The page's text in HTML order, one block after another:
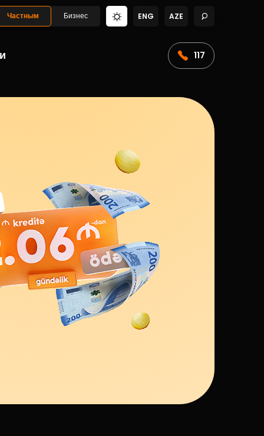
Частным Бизнес ENG AZE
117